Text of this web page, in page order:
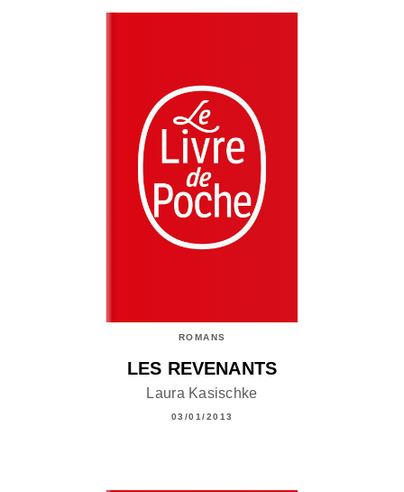
ROMANS
LES REVENANTS
Laura Kasischke
03/01/2013